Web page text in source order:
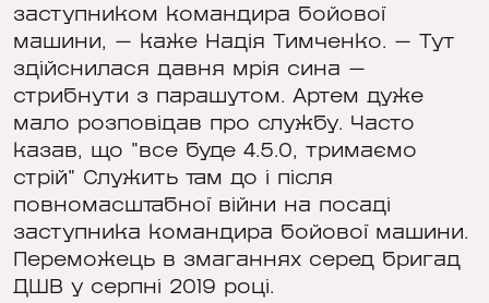
заступником командира бойової
машини, — каже Надія Тимченко. — Тут
здійснилася давня мрія сина —
стрибнути з парашутом. Артем дуже
мало розповідав про службу. Часто
казав, що "все буде 4.5.0, тримаємо
стрій" Служить там до і після
повномасштабної війни на посаді
заступника командира бойової машини.
Переможець в змаганнях серед бригад
ДШВ у серпні 2019 році.